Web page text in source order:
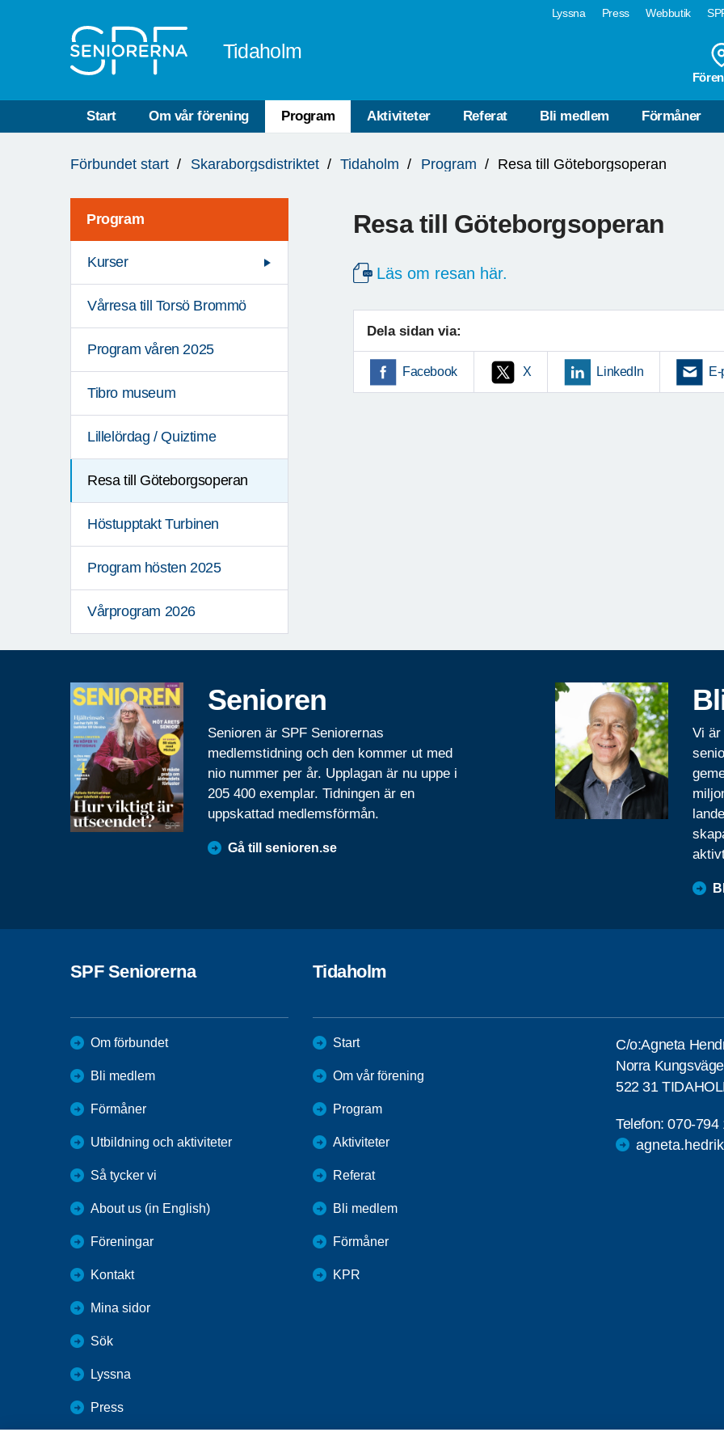
Lyssna Press Webbutik
Tidaholm
Start Om vår förening Program Aktiviteter Referat Bli medlem Förmåner
är
Förbundet start Skaraborgsdistriktet Tidaholm Program Resa till Göteborgsoperan
Program
Kurser
Vårresa till Torsö Brommö
Program våren 2025
Tibro museum
Lillelördag / Quiztime
Resa till Göteborgsoperan
Höstupptakt Turbinen
Program hösten 2025
Vårprogram 2026
Resa till Göteborgsoperan
Läs om resan här.
Dela sidan via:
Facebook X LinkedIn
Senioren
Senioren är SPF Seniorernas
medlemstidning och den kommer ut med
nio nummer per år. Upplagan är nu uppe i
205 400 exemplar. Tidningen är en
uppskattad medlemsförmån.
Gå till senioren.se
Vi är
SPF Seniorerna
Om förbundet
Bli medlem
Förmåner
Utbildning och aktiviteter
Så tycker vi
About us (in English)
Föreningar
Kontakt
Mina sidor
Sök
Lyssna
Press
Tidaholm
Start
Om vår förening
Program
Aktiviteter
Referat
Bli medlem
Förmåner
KPR
C/o:Agneta
Norra
522 31
Telefon:070-794